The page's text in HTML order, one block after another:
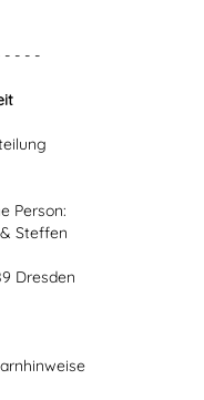
- - - -
Person:
Steffen
Dresden